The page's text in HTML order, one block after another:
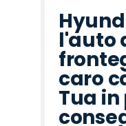
l'auto
caro
Tua